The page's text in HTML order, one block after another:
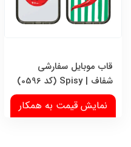
قاب موبایل سفارشی
شفاف | Spisy (کد 0596)
نمایش قیمت به همکار